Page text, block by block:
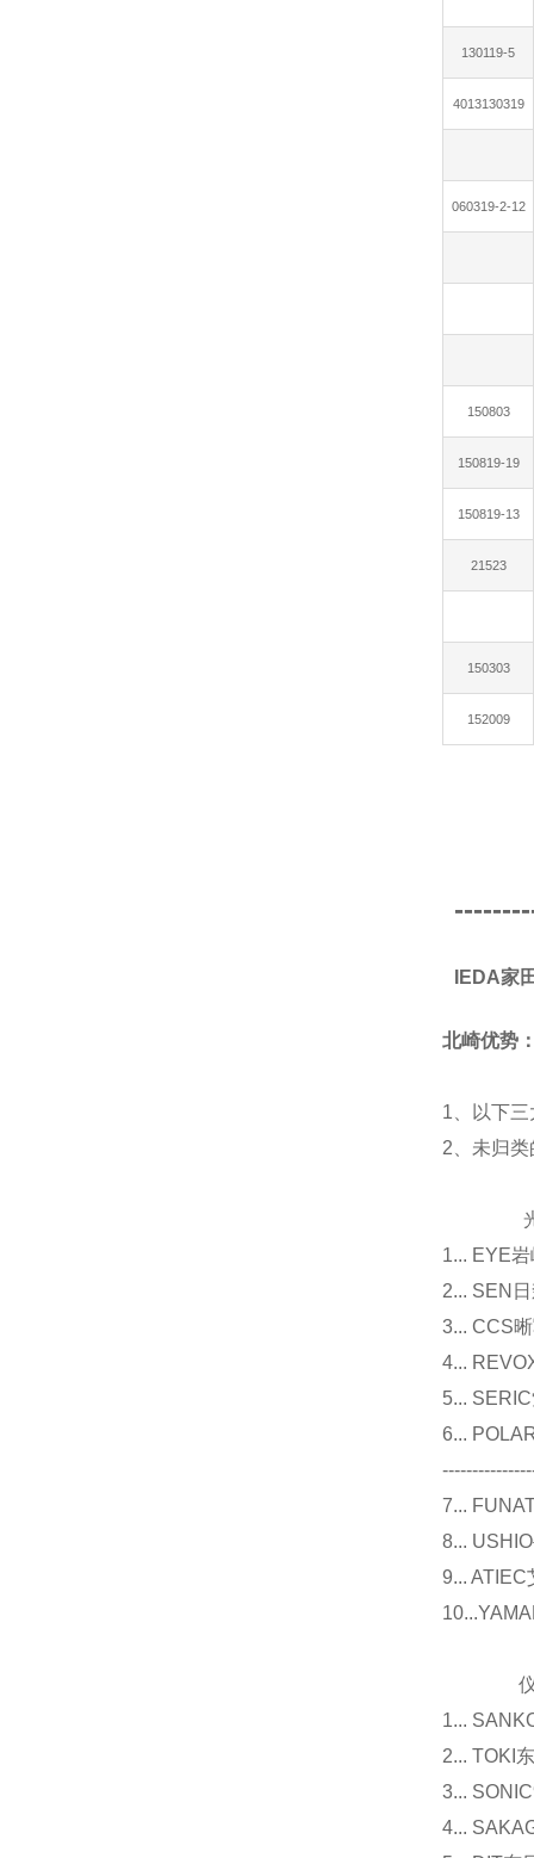
130119-5
4013130319
060319-2-12
150803
150819-19
150819-13
21523
150303
152009
IEDA家
北崎优势
1、以下
2、未归
光源
1... EYE
2... SEN
3... CCS
4...
5...
6...
7...
8...
9...
仪器
1...
2... TOKI
3...
4...